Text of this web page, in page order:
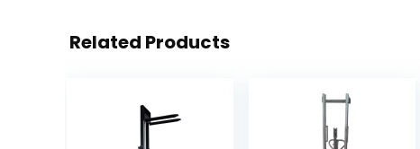
Related Products